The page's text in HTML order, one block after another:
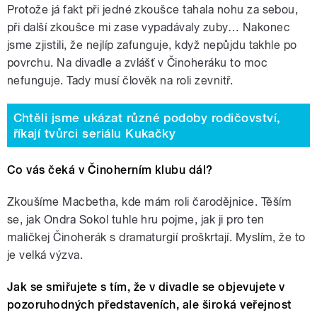
Protože já fakt při jedné zkoušce tahala nohu za sebou,
při další zkoušce mi zase vypadávaly zuby… Nakonec
jsme zjistili, že nejlíp zafunguje, když nepůjdu takhle po
povrchu. Na divadle a zvlášť v Činoheráku to moc
nefunguje. Tady musí člověk na roli zevnitř.
Chtěli jsme ukázat různé podoby rodičovství,
říkají tvůrci seriálu Kukačky
Co vás čeká v Činoherním klubu dál?
Zkoušíme Macbetha, kde mám roli čarodějnice. Těším
se, jak Ondra Sokol tuhle hru pojme, jak ji pro ten
maličkej Činoherák s dramaturgií proškrtají. Myslím, že to
je velká výzva.
Jak se smiřujete s tím, že v divadle se objevujete v
pozoruhodných představeních, ale široká veřejnost